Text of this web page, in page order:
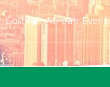
Costi Au pair Eventi
alla pari